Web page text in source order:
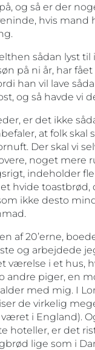
og så er der
hvis mand
sådan lyst til
på ni år, har
han vil lave
og så havde vi
er det ikke
at folk skal
Der skal vi
noget mere
indeholder
hvide toastbrød,
ikke desto
af 20’erne,
og arbejdede
værelse i et hus,
andre piger, en
med mig. I
de virkelig
været i England).
hoteller, er det
lige som i